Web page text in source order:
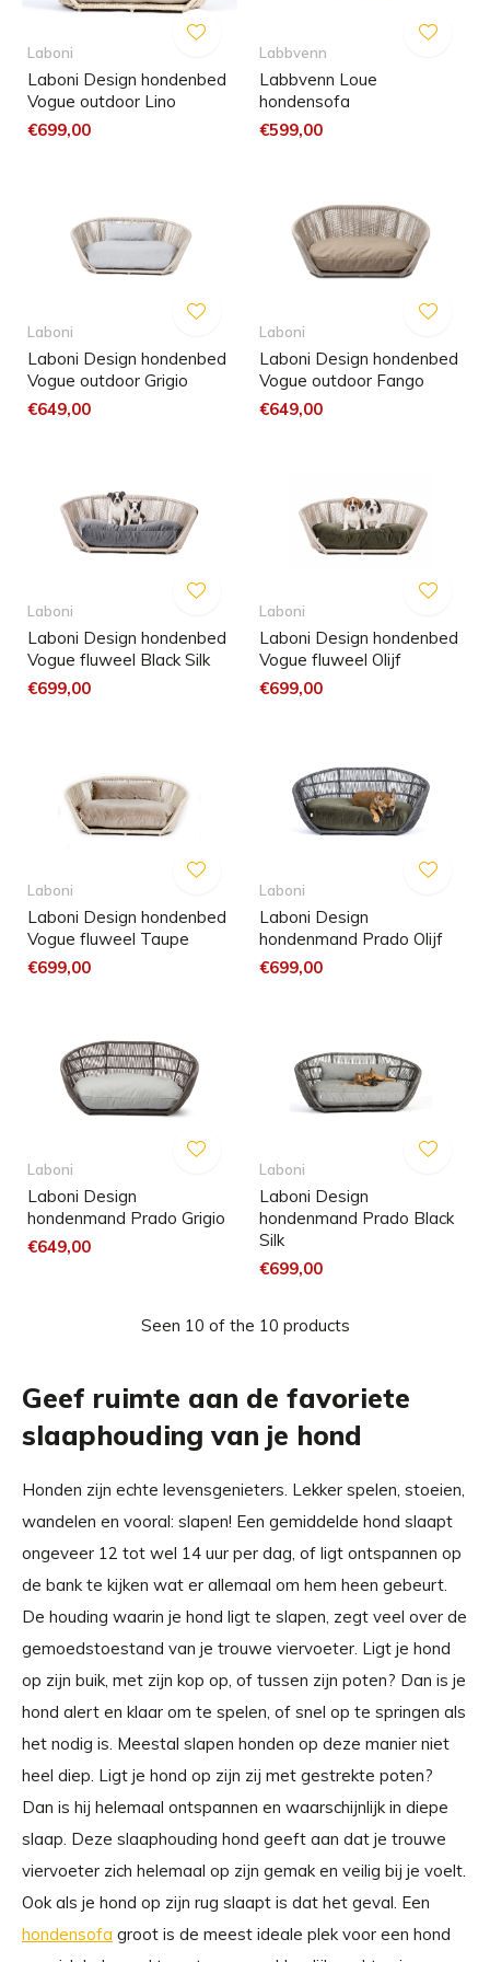
Laboni
Laboni Design hondenbed
Vogue outdoor Lino
€699,00
Labbvenn
Labbvenn Loue
hondensofa
€599,00
Laboni
Laboni Design hondenbed
Vogue outdoor Grigio
€649,00
Laboni
Laboni Design hondenbed
Vogue outdoor Fango
€649,00
Laboni
Laboni Design hondenbed
Vogue fluweel Black Silk
€699,00
Laboni
Laboni Design hondenbed
Vogue fluweel Olijf
€699,00
Laboni
Laboni Design hondenbed
Vogue fluweel Taupe
€699,00
Laboni
Laboni Design
hondenmand Prado Olijf
€699,00
Laboni
Laboni Design
hondenmand Prado Grigio
€649,00
Laboni
Laboni Design
hondenmand Prado Black
Silk
€699,00
Seen 10 of the 10 products
Geef ruimte aan de favoriete
slaaphouding van je hond
Honden zijn echte levensgenieters. Lekker spelen, stoeien,
wandelen en vooral: slapen! Een gemiddelde hond slaapt
ongeveer 12 tot wel 14 uur per dag, of ligt ontspannen op
de bank te kijken wat er allemaal om hem heen gebeurt.
De houding waarin je hond ligt te slapen, zegt veel over de
gemoedstoestand van je trouwe viervoeter. Ligt je hond
op zijn buik, met zijn kop op, of tussen zijn poten? Dan is je
hond alert en klaar om te spelen, of snel op te springen als
het nodig is. Meestal slapen honden op deze manier niet
heel diep. Ligt je hond op zijn zij met gestrekte poten?
Dan is hij helemaal ontspannen en waarschijnlijk in diepe
slaap. Deze slaaphouding hond geeft aan dat je trouwe
viervoeter zich helemaal op zijn gemak en veilig bij je voelt.
Ook als je hond op zijn rug slaapt is dat het geval. Een
hondensofa groot is de meest ideale plek voor een hond